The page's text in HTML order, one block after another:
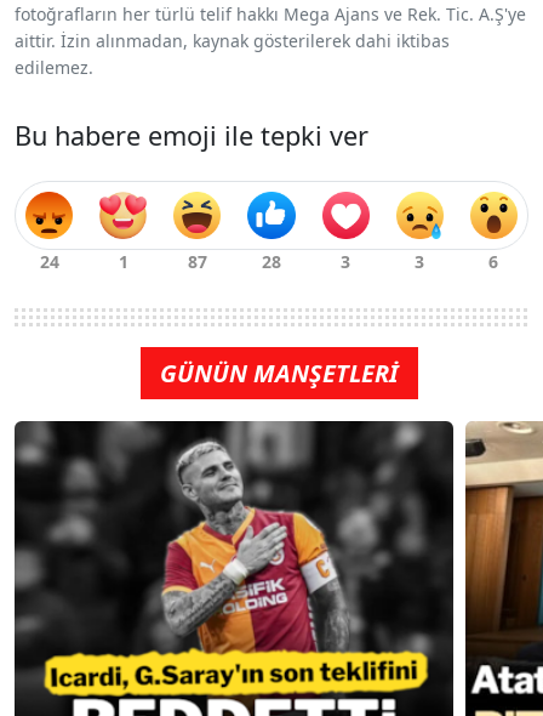
fotoğrafların her türlü telif hakkı Mega Ajans ve Rek. Tic. A.Ş'ye
aittir. İzin alınmadan, kaynak gösterilerek dahi iktibas
edilemez.
Bu habere emoji ile tepki ver
GÜNÜN MANŞETLERİ